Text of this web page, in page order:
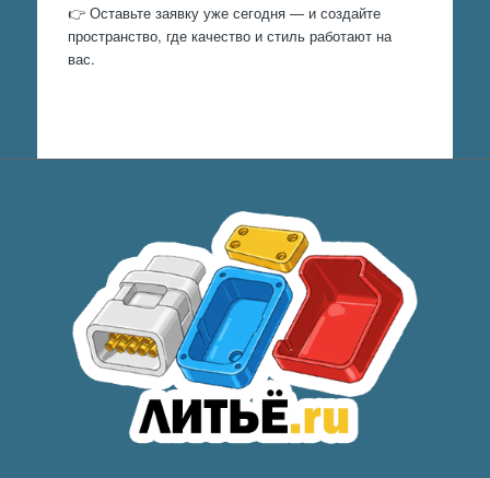
👉 Оставьте заявку уже сегодня — и создайте
пространство, где качество и стиль работают на
вас.